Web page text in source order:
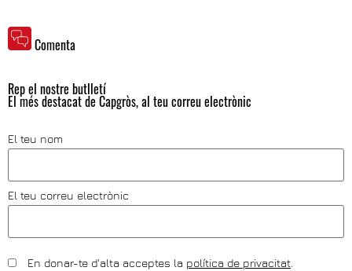
Comenta
Rep el nostre butlletí
El més destacat de Capgròs, al teu correu electrònic
El teu nom
El teu correu electrònic
En donar-te d'alta acceptes la política de privacitat